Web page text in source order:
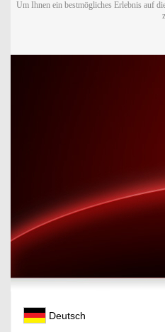
Um Ihnen ein bestmögliches Erlebnis auf
Deutsch